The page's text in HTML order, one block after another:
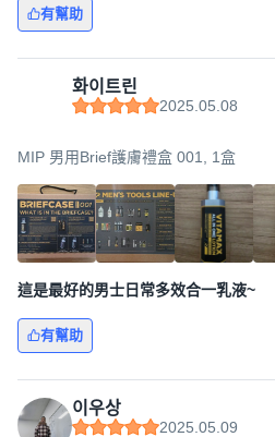
有幫助
화이트린
2025.05.08
MIP 男用Brief護膚禮盒 001, 1盒
這是最好的男士日常多效合一乳液~
有幫助
이우상
2025.05.09